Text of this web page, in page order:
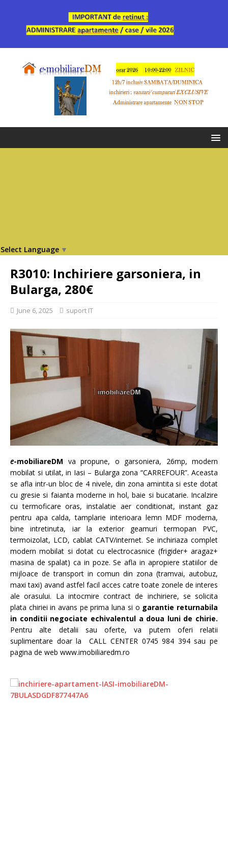
Select Language ▼
R3010: Inchiriere garsoniera, in
Bularga, 280€
June 6, 2025 suport IT
e-mobiliareDM va propune, o garsoniera, 26mp, modern
mobilat si utilat, in Iasi – Bularga zona “CARREFOUR”. Aceasta
se afla intr-un bloc de 4 nivele, din zona amintita si este dotat
cu gresie si faianta moderne in hol, baie si bucatarie. Incalzire
cu termoficare oras, instalatie aer conditionat, instant gaz
pentru apa calda, tamplarie interioara lemn MDF moderna,
bine intretinuta, iar la exterior geamuri termopan PVC,
termoizolat, LCD, cablat CATV/internet. Se inchiriaza complet
modern mobilat si dotat cu electrocasnice (frigider+ aragaz+
masina de spalat) ca in poze. Se afla in apropiere statiilor de
mijloace de transport in comun din zona (tramvai, autobuz,
maxi taxi) avand astfel facil acces catre toate zonele de interes
ale orasului. La intocmire contract de inchiriere, se solicita
plata chiriei in avans pe prima luna si o garantie returnabila
in conditii negociate echivalentul a doua luni de chirie.
Pentru alte detalii sau oferte, va putem oferi relatii
suplimentare doar la
CALL CENTER 0745 984 394 sau pe
pagina de web www.imobiliaredm.ro